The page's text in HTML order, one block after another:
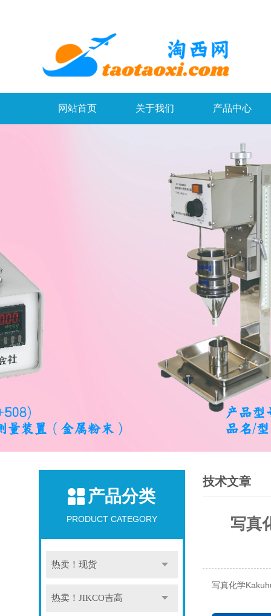
网站首页 关于我们 产品中心
产品分类
PRODUCT CATEGORY
热卖！现货
热卖！JIKCO吉高
技术文章
写真
写真化学